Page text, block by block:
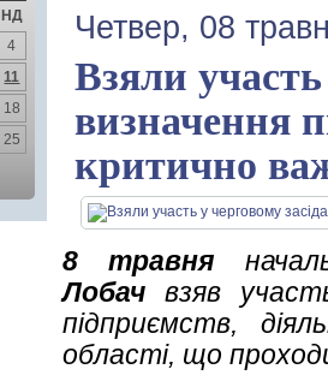
НД
4
11
18
25
Четвер, 08
Взяли участь
визначення
критично
8 травня
Лобач взяв
підприємств,
області, що